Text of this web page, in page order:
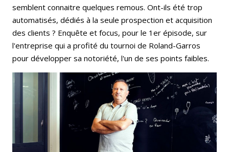
semblent connaitre quelques remous. Ont-ils été trop
automatisés, dédiés à la seule prospection et acquisition
des clients ? Enquête et focus, pour le 1er épisode, sur
l'entreprise qui a profité du tournoi de Roland-Garros
pour développer sa notoriété, l'un de ses points faibles.